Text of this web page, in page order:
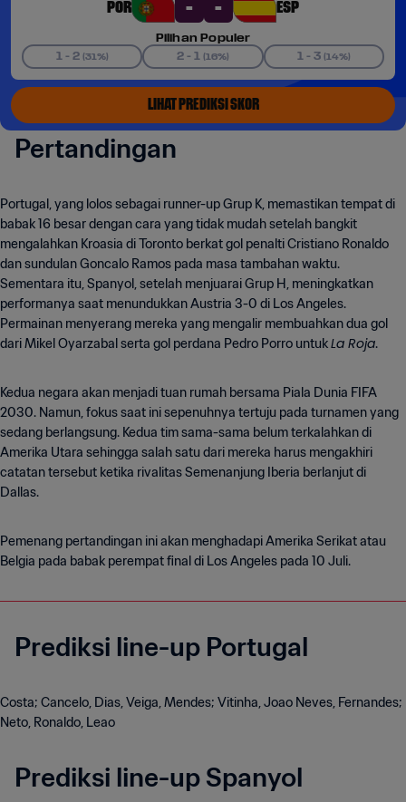
Pertandingan
Portugal, yang lolos sebagai runner-up Grup K, memastikan tempat di
babak 16 besar dengan cara yang tidak mudah setelah bangkit
mengalahkan Kroasia di Toronto berkat gol penalti Cristiano Ronaldo
dan sundulan Goncalo Ramos pada masa tambahan waktu.
Sementara itu, Spanyol, setelah menjuarai Grup H, meningkatkan
performanya saat menundukkan Austria 3-0 di Los Angeles.
Permainan menyerang mereka yang mengalir membuahkan dua gol
dari Mikel Oyarzabal serta gol perdana Pedro Porro untukLa Roja.
Kedua negara akan menjadi tuan rumah bersama Piala Dunia FIFA
2030. Namun, fokus saat ini sepenuhnya tertuju pada turnamen yang
sedang berlangsung. Kedua tim sama-sama belum terkalahkan di
Amerika Utara sehingga salah satu dari mereka harus mengakhiri
catatan tersebut ketika rivalitas Semenanjung Iberia berlanjut di
Dallas.
Pemenang pertandingan ini akan menghadapi Amerika Serikat atau
Belgia pada babak perempat final di Los Angeles pada 10 Juli.
Prediksi line-up Portugal
Costa; Cancelo, Dias, Veiga, Mendes; Vitinha, Joao Neves, Fernandes;
Neto, Ronaldo, Leao
Prediksi line-up Spanyol